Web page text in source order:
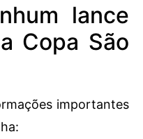
lance
Copa São
importantes